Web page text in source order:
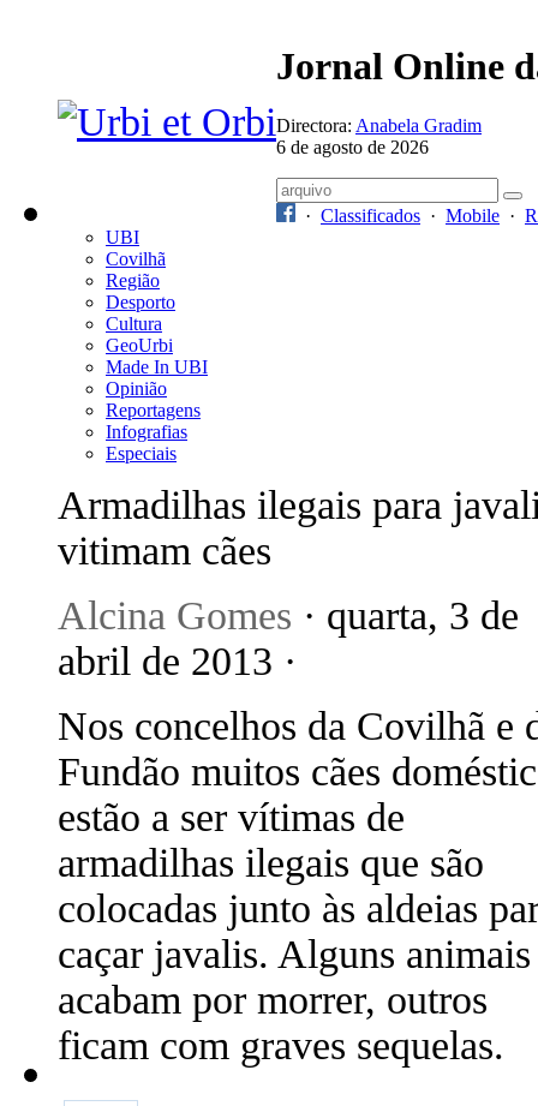
Jornal Online
Directora: Anabela Gradim
6 de agosto de 2026
· Classificados · Mobile ·
UBI
Covilhã
Região
Desporto
Cultura
GeoUrbi
Made In UBI
Opinião
Reportagens
Infografias
Especiais
Armadilhas ilegais para
vitimam cães
Alcina Gomes · quarta, 3 de
abril de 2013 ·
Nos concelhos da Covilhã e
Fundão muitos cães
estão a ser vítimas de
armadilhas ilegais que são
colocadas junto às aldeias
caçar javalis. Alguns animais
acabam por morrer, outros
ficam com graves sequelas.